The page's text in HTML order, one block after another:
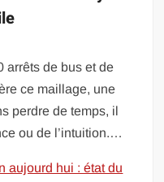
arrêts de bus et de
ce maillage, une
perdre de temps, il
ou de l’intuition.…
aujourd hui : état du